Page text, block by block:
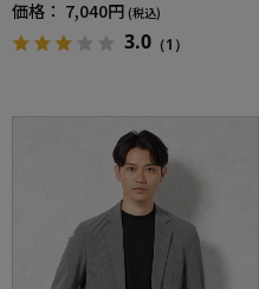
価格： 7,040円 (税込)
3.0 （1）